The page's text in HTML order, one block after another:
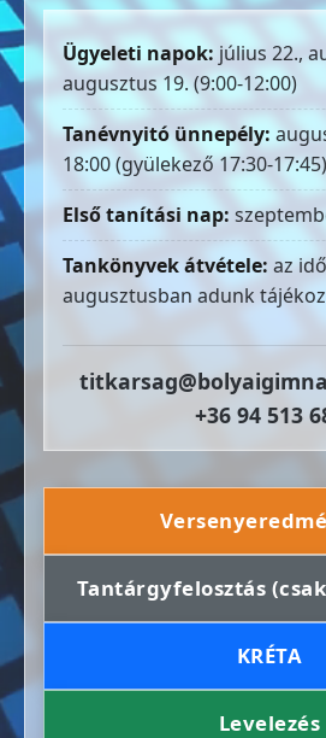
Ügyeleti napok: július 22.,
augusztus 19. (9:00-12:00)
Tanévnyitó ünnepély:
18:00 (gyülekező 17:30-17:45)
Első tanítási nap:
Tankönyvek átvétele: az
augusztusban adunk
+36 94 513
Tantárgyfelosztás
KRÉTA
Levelezés